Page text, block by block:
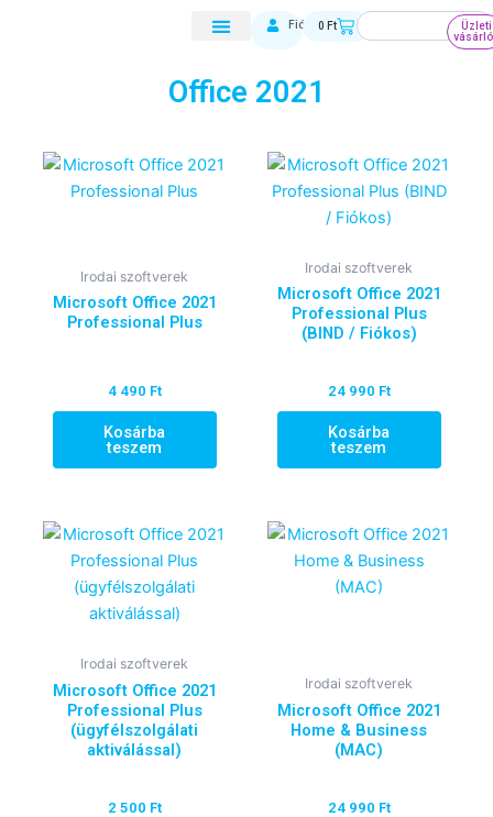
Fiókom
0 FtKosárKeresés
Üzleti
Office 2021
Irodai szoftverek
Microsoft Office 2021
Professional Plus
4 490 Ft
Kosárba
teszem
Irodai szoftverek
Microsoft Office 2021
Professional Plus
(BIND / Fiókos)
24 990 Ft
Kosárba
teszem
Irodai szoftverek
Microsoft Office 2021
Professional Plus
(ügyfélszolgálati
aktiválással)
2 500 Ft
Irodai szoftverek
Microsoft Office 2021
Home & Business
(MAC)
24 990 Ft